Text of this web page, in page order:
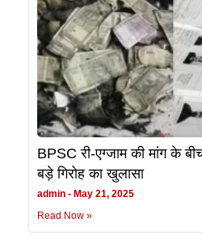
BPSC री-एग्जाम की मांग के
बड़े गिरोह का खुलासा
admin
May 21, 2025
Read Now »